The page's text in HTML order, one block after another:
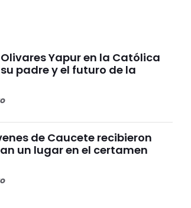
Yapur en la Católica
padre y el futuro de la
de Caucete recibieron
un lugar en el certamen